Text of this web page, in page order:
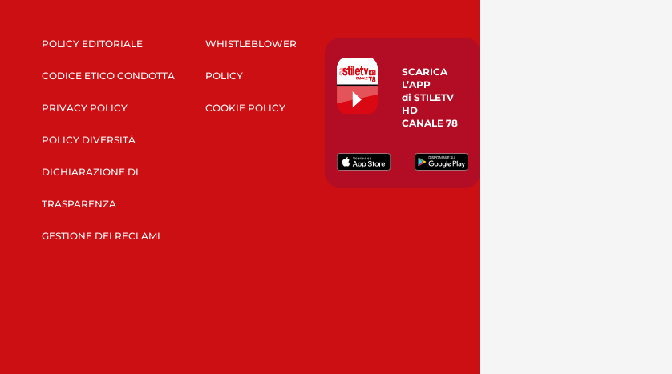
POLICY EDITORIALE
CODICE ETICO CONDOTTA
PRIVACY POLICY
POLICY DIVERSITÀ
DICHIARAZIONE DI
TRASPARENZA
GESTIONE DEI RECLAMI
WHISTLEBLOWER
POLICY
COOKIE POLICY
SCARICA
L’APP
di STILETV
HD
CANALE 78